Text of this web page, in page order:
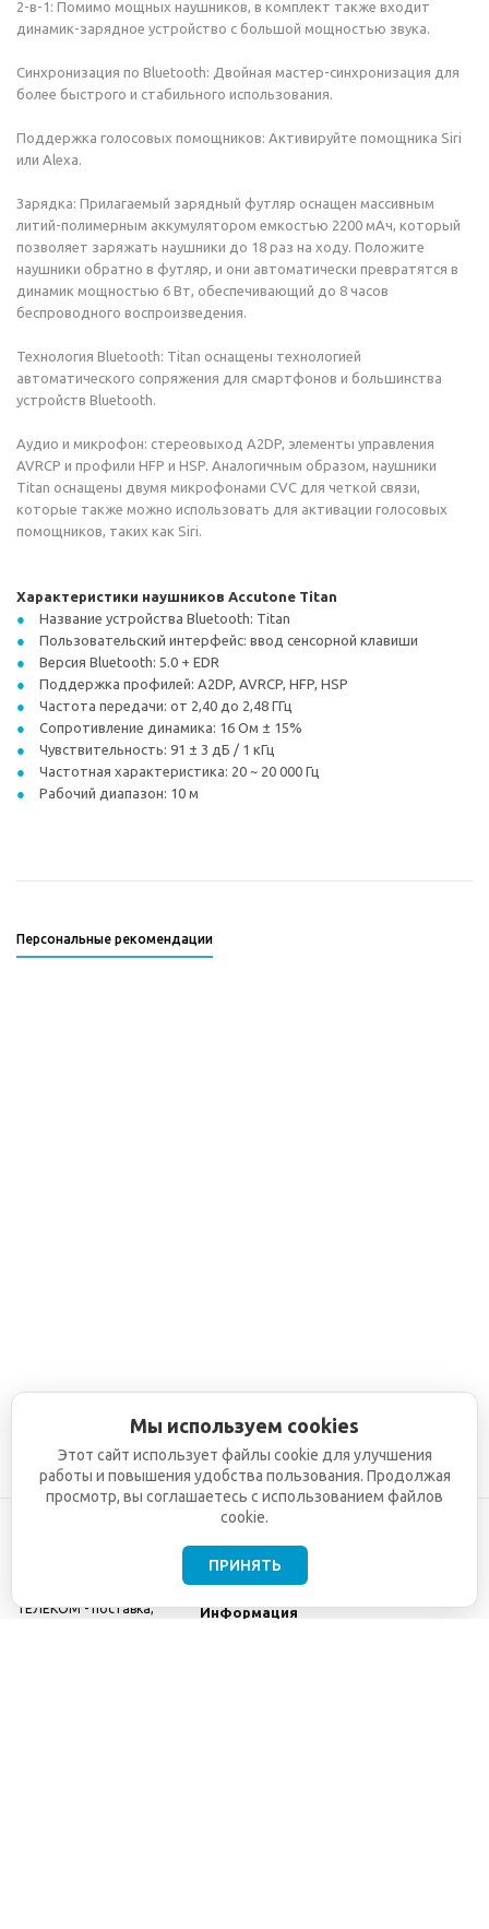
2-в-1: Помимо мощных наушников, в комплект также входит
динамик-зарядное устройство с большой мощностью звука.
Синхронизация по Bluetooth: Двойная мастер-синхронизация для
более быстрого и стабильного использования.
Поддержка голосовых помощников: Активируйте помощника Siri
или Alexa.
Зарядка: Прилагаемый зарядный футляр оснащен массивным
литий-полимерным аккумулятором емкостью 2200 мАч, который
позволяет заряжать наушники до 18 раз на ходу. Положите
наушники обратно в футляр, и они автоматически превратятся в
динамик мощностью 6 Вт, обеспечивающий до 8 часов
беспроводного воспроизведения.
Технология Bluetooth: Titan оснащены технологией
автоматического сопряжения для смартфонов и большинства
устройств Bluetooth.
Аудио и микрофон: стереовыход A2DP, элементы управления
AVRCP и профили HFP и HSP. Аналогичным образом, наушники
Titan оснащены двумя микрофонами CVC для четкой связи,
которые также можно использовать для активации голосовых
помощников, таких как Siri.
Характеристики наушников Accutone Titan
Название устройства Bluetooth: Titan
Пользовательский интерфейс: ввод сенсорной клавиши
Версия Bluetooth: 5.0 + EDR
Поддержка профилей: A2DP, AVRCP, HFP, HSP
Частота передачи: от 2,40 до 2,48 ГГц
Сопротивление динамика: 16 Ом ± 15%
Чувствительность: 91 ± 3 дБ / 1 кГц
Частотная характеристика: 20 ~ 20 000 Гц
Рабочий диапазон: 10 м
Персональные рекомендации
ТЕЛЕКОМ - поставка,
Информация
Мы используем cookies
Этот сайт использует файлы cookie для улучшения
работы и повышения удобства пользования. Продолжая
просмотр, вы соглашаетесь с использованием файлов
cookie.
ПРИНЯТЬ